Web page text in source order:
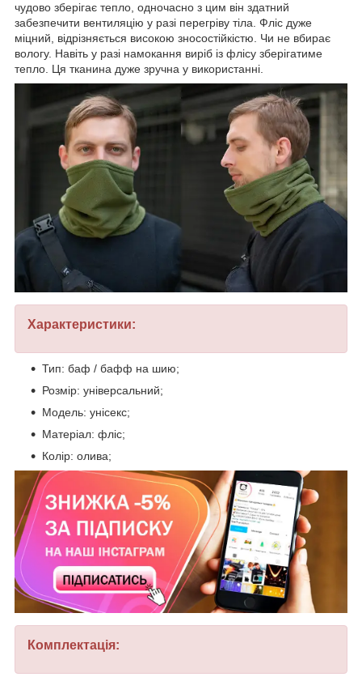
чудово зберігає тепло, одночасно з цим він здатний
забезпечити вентиляцію у разі перегріву тіла. Фліс дуже
міцний, відрізняється високою зносостійкістю. Чи не вбирає
вологу. Навіть у разі намокання виріб із флісу зберігатиме
тепло. Ця тканина дуже зручна у використанні.
Характеристики:
Тип: баф / бафф на шию;
Розмір: універсальний;
Модель: унісекс;
Матеріал: фліс;
Колір: олива;
Комплектація: